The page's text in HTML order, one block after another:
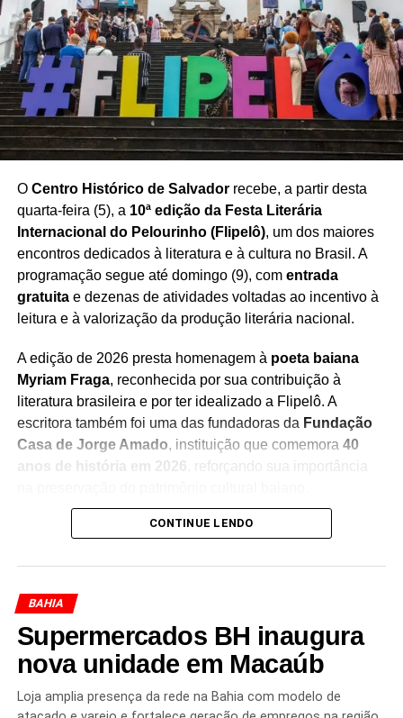
PRÓXIMO
Sindicato avalia greve por tempo indeterminado
NÃO PERCA
Rodoviários aprovam estado de greve em
Salvador
O Centro Histórico de Salvadorrecebe, a partir desta
quarta-feira (5), a 10ª edição da Festa Literária
Internacional do Pelourinho (Flipelô), um dos maiores
encontros dedicados à literatura e à cultura no Brasil. A
programação segue até domingo (9), com entrada
gratuitae dezenas de atividades voltadas ao incentivo à
leitura e à valorização da produção literária nacional.
A edição de 2026 presta homenagem à poeta baiana
Myriam Fraga, reconhecida por sua contribuição à
literatura brasileira e por ter idealizado a Flipelô. A
escritora também foi uma das fundadoras da Fundação
Casa de Jorge Amado, instituição que comemora 40
anos de história em 2026 , reforçando sua importância
Durante os cinco dias de evento, moradores e turistas
que incluimesas de debates, bate-papos com
escritores, lançamentos de livros, oficinas, saraus,
contações de histórias, exposições, apresentações
musicais e atividades especiais para crianças e
jovens. A iniciativa busca aproximar o público da
CONTINUE LENDO
BAHIA
Supermercados BH inaugura
nova unidade em Macaúb
Loja amplia presença da rede na Bahia com modelo de